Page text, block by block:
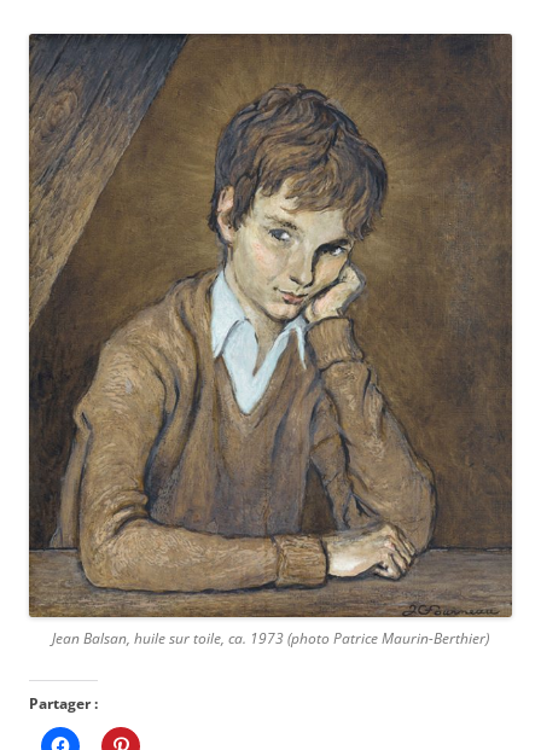
Jean Balsan, huile sur toile, ca. 1973 (photo Patrice Maurin-Berthier)
Partager :